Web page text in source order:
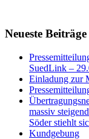
Neueste Beiträge
SuedLink –
Einladung zur
massiv
Söder stiehlt
Kundgebung